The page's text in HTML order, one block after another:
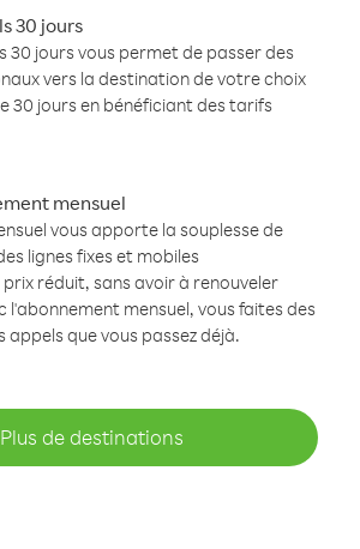
30 jours
30 jours vous permet de passer des
vers la destination de votre choix
30 jours en bénéficiant des tarifs
mensuel
vous apporte la souplesse de
lignes fixes et mobiles
réduit, sans avoir à renouveler
l'abonnement mensuel, vous faites des
appels que vous passez déjà.
Plus de destinations